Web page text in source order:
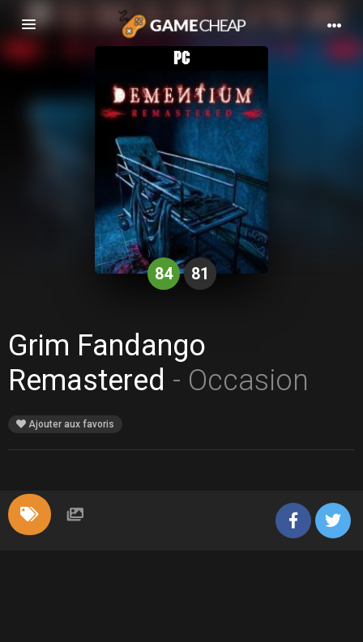
Basculer
la
navigation
84 81
Grim Fandango
Remastered - Occasion
Ajouter aux favoris